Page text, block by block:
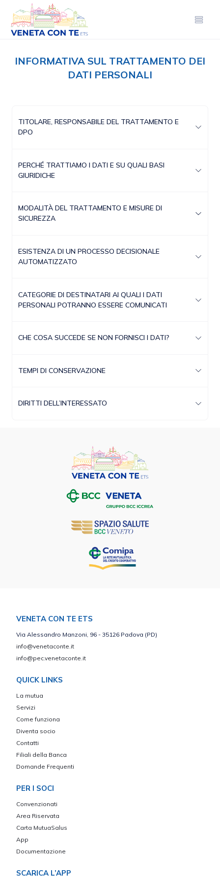
INFORMATIVA SUL TRATTAMENTO DEI
DATI PERSONALI
TITOLARE, RESPONSABILE DEL TRATTAMENTO E
DPO
PERCHÉ TRATTIAMO I DATI E SU QUALI BASI
GIURIDICHE
MODALITÀ DEL TRATTAMENTO E MISURE DI
SICUREZZA
ESISTENZA DI UN PROCESSO DECISIONALE
AUTOMATIZZATO
CATEGORIE DI DESTINATARI AI QUALI I DATI
PERSONALI POTRANNO ESSERE COMUNICATI
CHE COSA SUCCEDE SE NON FORNISCI I DATI?
TEMPI DI CONSERVAZIONE
DIRITTI DELL’INTERESSATO
VENETA CON TE ETS
Via Alessandro Manzoni, 96 - 35126 Padova (PD)
info@venetaconte.it
info@pec.venetaconte.it
QUICK LINKS
La mutua
Servizi
Come funziona
Diventa socio
Contatti
Filiali della Banca
Domande Frequenti
PER I SOCI
Convenzionati
Area Riservata
Carta MutuaSalus
App
Documentazione
SCARICA L’APP